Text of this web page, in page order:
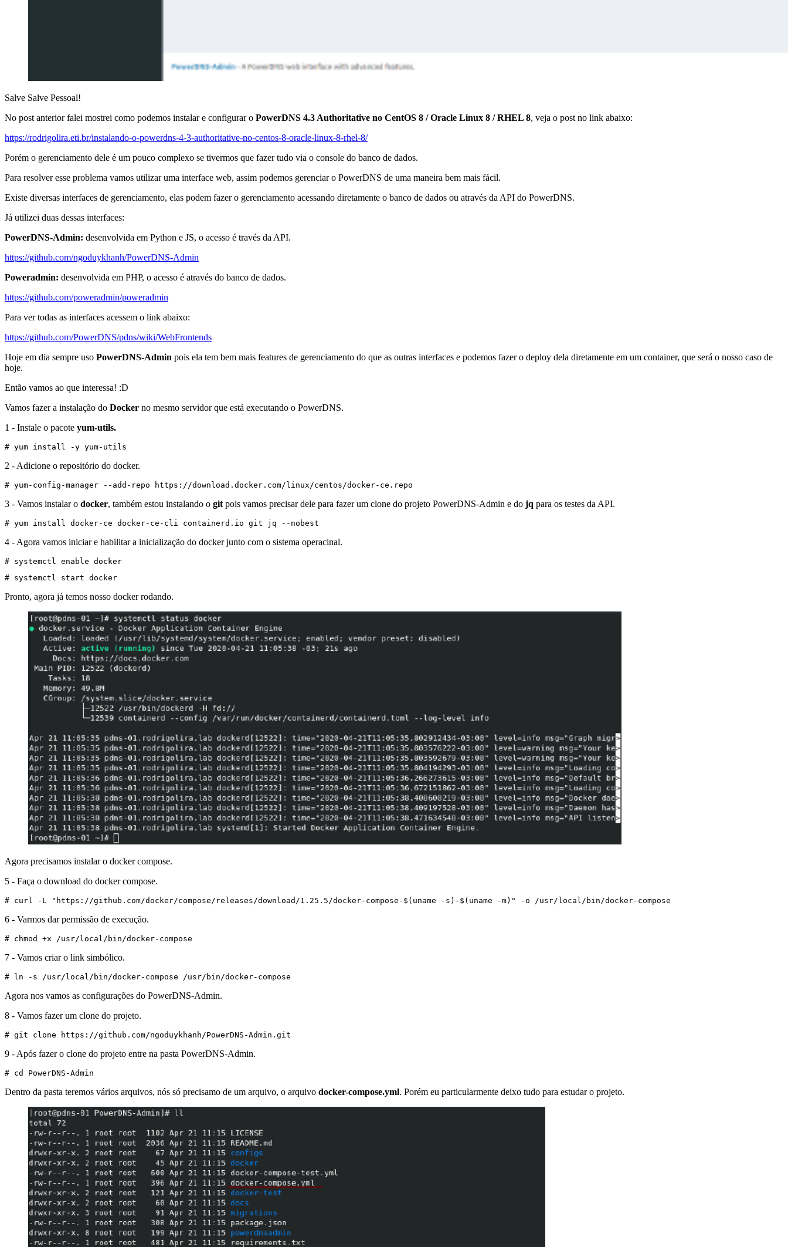
Salve Salve Pessoal!
No post anterior falei mostrei como podemos instalar e configurar o PowerDNS 4.3 Authoritative no CentOS 8 / Oracle Linux 8 / RHEL 8, veja o post no link abaixo:
https://rodrigolira.eti.br/instalando-o-powerdns-4-3-authoritative-no-centos-8-oracle-linux-8-rhel-8/
Porém o gerenciamento dele é um pouco complexo se tivermos que fazer tudo via o console do banco de dados.
Para resolver esse problema vamos utilizar uma interface web, assim podemos gerenciar o PowerDNS de uma maneira bem mais fácil.
Existe diversas interfaces de gerenciamento, elas podem fazer o gerenciamento acessando diretamente o banco de dados ou através da API do PowerDNS.
Já utilizei duas dessas interfaces:
PowerDNS-Admin: desenvolvida em Python e JS, o acesso é través da API.
https://github.com/ngoduykhanh/PowerDNS-Admin
Poweradmin: desenvolvida em PHP, o acesso é através do banco de dados.
https://github.com/poweradmin/poweradmin
Para ver todas as interfaces acessem o link abaixo:
https://github.com/PowerDNS/pdns/wiki/WebFrontends
Hoje em dia sempre uso PowerDNS-Admin pois ela tem bem mais features de gerenciamento do que as outras interfaces e podemos fazer o deploy dela diretamente em um container, que será o nosso caso de
hoje.
Então vamos ao que interessa! :D
Vamos fazer a instalação do Docker no mesmo servidor que está executando o PowerDNS.
1 - Instale o pacote yum-utils.
# yum install -y yum-utils
2 - Adicione o repositório do docker.
# yum-config-manager --add-repo https://download.docker.com/linux/centos/docker-ce.repo
3 - Vamos instalar o docker, também estou instalando o gitpois vamos precisar dele para fazer um clone do projeto PowerDNS-Admin e do jq para os testes da API.
# yum install docker-ce docker-ce-cli containerd.io git jq --nobest
4 - Agora vamos iniciar e habilitar a inicialização do docker junto com o sistema operacinal.
# systemctl enable docker
# systemctl start docker
Pronto, agora já temos nosso docker rodando.
Agora precisamos instalar o docker compose.
5 - Faça o download do docker compose.
# curl -L "https://github.com/docker/compose/releases/download/1.25.5/docker-compose-$(uname -s)-$(uname -m)" -o /usr/local/bin/docker-compose
6 - Varmos dar permissão de execução.
# chmod +x /usr/local/bin/docker-compose
7 - Vamos criar o link simbólico.
# ln -s /usr/local/bin/docker-compose /usr/bin/docker-compose
Agora nos vamos as configurações do PowerDNS-Admin.
8 - Vamos fazer um clone do projeto.
# git clone https://github.com/ngoduykhanh/PowerDNS-Admin.git
9 - Após fazer o clone do projeto entre na pasta PowerDNS-Admin.
# cd PowerDNS-Admin
Dentro da pasta teremos vários arquivos, nós só precisamo de um arquivo, o arquivo docker-compose.yml. Porém eu particularmente deixo tudo para estudar o projeto.